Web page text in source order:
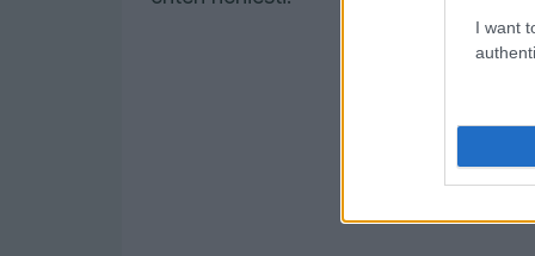
I want